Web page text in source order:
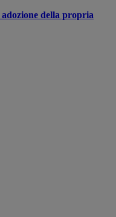
della propria